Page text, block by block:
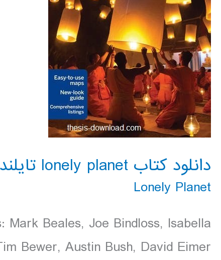
دانلود کتاب lonely planet تایلند 2016
Lonely Planet
Mark Beales, Joe Bindloss, Isabella
Bewer, Austin Bush, David Eimer